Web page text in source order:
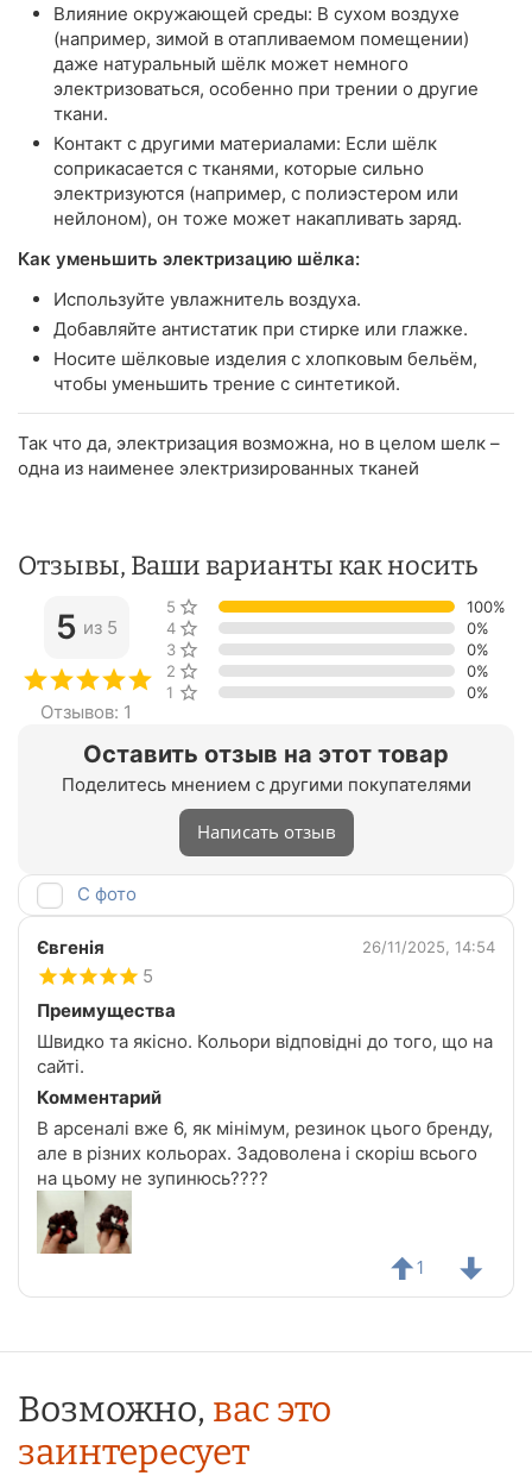
Влияние окружающей среды: В сухом воздухе
(например, зимой в отапливаемом помещении)
даже натуральный шёлк может немного
электризоваться, особенно при трении о другие
ткани.
Контакт с другими материалами: Если шёлк
соприкасается с тканями, которые сильно
электризуются (например, с полиэстером или
нейлоном), он тоже может накапливать заряд.
Как уменьшить электризацию шёлка:
Используйте увлажнитель воздуха.
Добавляйте антистатик при стирке или глажке.
Носите шёлковые изделия с хлопковым бельём,
чтобы уменьшить трение с синтетикой.
Так что да, электризация возможна, но в целом шелк –
одна из наименее электризированных тканей
Отзывы, Ваши варианты как носить
Оставить отзыв на этот товар
Поделитесь мнением с другими покупателями
Написать отзыв
5 из 5
Отзывов: 1
5 звёзд
100%
4 звезды
0%
3 звезды
0%
2 звезды
0%
1 звезда
0%
С фото
Євгенія 26/11/2025, 14:54
5
Преимущества
Швидко та якісно. Кольори відповідні до того, що на
сайті.
Комментарий
В арсеналі вже 6, як мінімум, резинок цього бренду,
але в різних кольорах. Задоволена і скоріш всього
на цьому не зупинюсь????
1
Возможно, вас это
заинтересует